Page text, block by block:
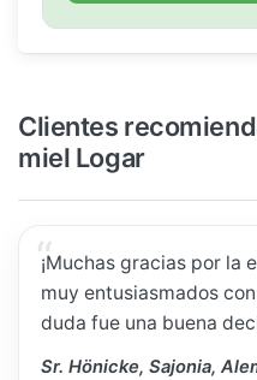
Clientes
miel Logar
¡Muchas gracias por la
muy entusiasmados
duda fue una buena
Sr. Hönicke, Sajonia,